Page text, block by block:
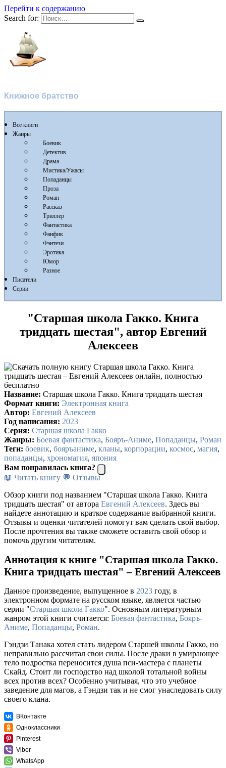
Перейти к содержанию
Search for:
Книжное братство
Все книги
Жанры
Боевик
Детектив
Драма
Мистика/Ужасы
Попаданцы
Проза
Роман
Рассказ
Триллер
Фантастика
Фанфик
Фэнтези
Эротика
Юмор
Разное
Писатели
Серии
"Старшая школа Гакко. Книга
тридцать шестая", автор Евгений
Алексеев
Название: Старшая школа Гакко. Книга тридцать шестая
Формат книги: Электронная книга
Автор: Евгений Алексеев
Год написания: 2023
Серия: Старшая школа Гакко
Жанры: Боевая фантастика, Бояръ-Аниме, Попаданцы, Роман
Теги: боевик, бояръаниме, кланы, корпорации, космос, магия,
попаданцы, хрономагия, япония
Вам понравилась книга?
📖 Читать книгу 💬 Отзывы
Обзор книги под названием "Старшая школа Гакко. Книга
тридцать шестая" от автора Евгений Алексеев. Здесь вы
найдете аннотацию и краткое содержание выбранной книги.
Отзывы и оценки читателей помогут вам сделать свой выбор.
После прочтения вы также сможете оставить свой обзор и
помочь другим читателям.
Аннотация к книге "Старшая школа Гакко.
Книга тридцать шестая" – Евгений Алексеев
Данное произведение, выпущенное в 2023 году, в
электронном формате на русском языке, является частью
серии "Старшая школа Гакко". Основным литературным
жанром этой книги считается: Боевая фантастика, Бояръ-
Аниме, Попаданцы, Роман.
Гэндзи Танака хотел стать лидером Старшей школы Гакко, но
неправильно рассчитал свои силы. После драки в умирающее
тело подростка переносится душа пси-мастера с планеты
Скайд. Стоит ли господство над школой тотальной войны
всех против всех? Особенно учитывая, что это учебное
заведение для магов, а Гэндзи так и не смог унаследовать силу
своего клана.
ВКонтакте
Одноклассники
Pinterest
Viber
WhatsApp